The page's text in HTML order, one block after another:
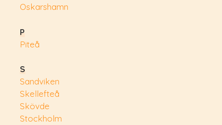
Oskarshamn
P
Piteå
S
Sandviken
Skellefteå
Skövde
Stockholm